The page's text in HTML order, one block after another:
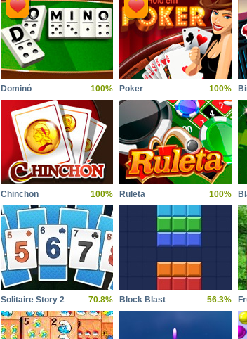
Dominó 100% Poker 100%
Chinchon 100% Ruleta 100%
Solitaire Story 2 70.8% Block Blast 56.3%